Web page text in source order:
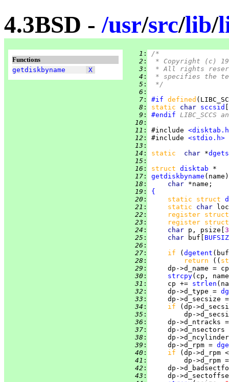
4.3BSD -/usr/src/lib/
Functions
getdiskbyname
X
   1
:
/*
   2
:
* Copyright (c)
   3
:
* All rights
   4
:
* specifies the
   5
:
*/
   6
:
   7
: #if defined
   8
: static char sccsid
   9
: #endif LIBC_SCCS
  10
:
  11
: #include
  12
: #include <stdio.h>
  13
:
  14
: static char *
  15
:
  16
: struct disktab
  17
:
getdiskbyname
  18
: char
  19
:
{
  20
: static struct
  21
: static char
  22
:
register
  23
:
register
  24
: char p, psize[ 3
  25
: char buf[ BUFSIZ
  26
:
  27
: if ( dgetent
  28
: return ((
  29
:
  30
:
strcpy
  31
:
     cp +=
strlen
  32
:
     dp->d_type =
  33
:
dp->d_secsize
  34
: if
(dp-
  35
:
dp-
  36
:
dp->d_ntracks
  37
:
dp-
  38
:
dp-
  39
:
     dp->d_rpm =
  40
: if
(dp->d_rpm
  41
:
dp->d_rpm
  42
:
dp-
  43
:
dp-